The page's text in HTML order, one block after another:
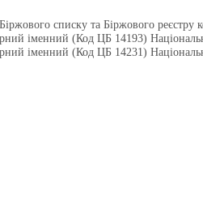
списку та Біржового
іменний (Код ЦБ 14193)
іменний (Код ЦБ 14231)